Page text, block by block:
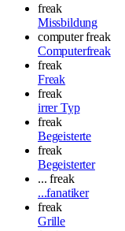
freak
Missbildung
computer freak
Computerfreak
freak
Freak
freak
irrer Typ
freak
Begeisterte
freak
Begeisterter
... freak
...fanatiker
freak
Grille